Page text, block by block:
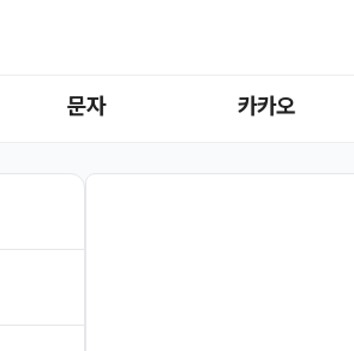
문자 카카오